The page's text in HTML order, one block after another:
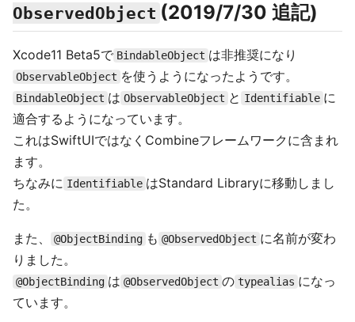
ObservedObject (2019/7/30 追記)
Xcode11 Beta5で BindableObject は非推奨になり
ObservableObject を使うようになったようです。
BindableObject は ObservableObject と Identifiable に
適合するようになっています。
これはSwiftUIではなくCombineフレームワークに含まれ
ます。
ちなみに Identifiable はStandard Libraryに移動しまし
た。
また、 @ObjectBinding も @ObservedObject に名前が変わ
りました。
@ObjectBinding は @ObservedObject の typealias になっ
ています。